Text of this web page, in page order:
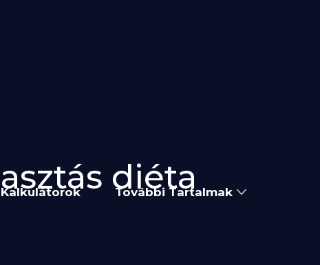
Kalkulátorok További Tartalmak
diéta